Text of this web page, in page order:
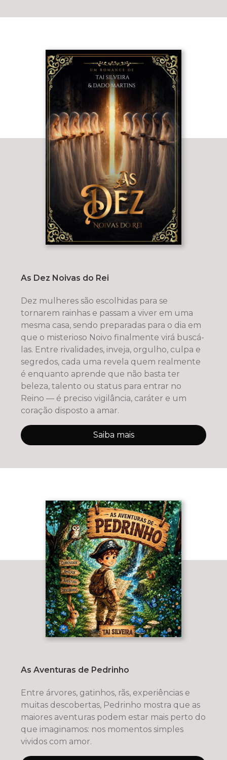
As Dez Noivas do Rei
Dez mulheres são escolhidas para se
tornarem rainhas e passam a viver em uma
mesma casa, sendo preparadas para o dia em
que o misterioso Noivo finalmente virá buscá-
las. Entre rivalidades, inveja, orgulho, culpa e
segredos, cada uma revela quem realmente
é enquanto aprende que não basta ter
beleza, talento ou status para entrar no
Reino — é preciso vigilância, caráter e um
coração disposto a amar.
Saiba mais
As Aventuras de Pedrinho
Entre árvores, gatinhos, rãs, experiências e
muitas descobertas, Pedrinho mostra que as
maiores aventuras podem estar mais perto do
que imaginamos: nos momentos simples
vividos com amor.